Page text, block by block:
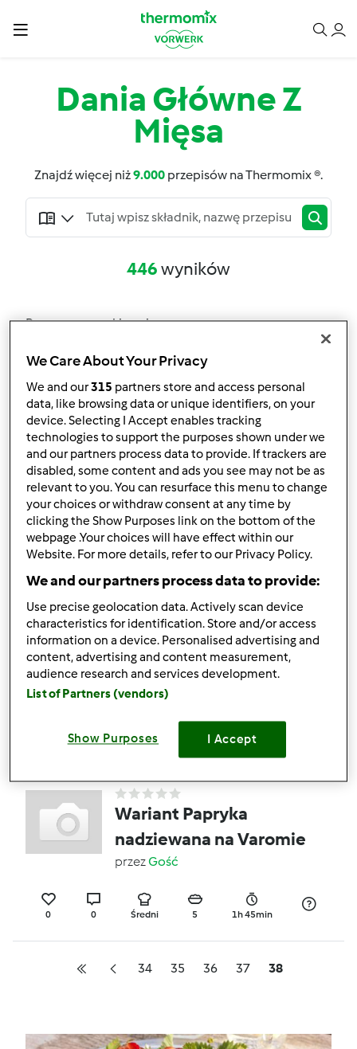
Dania Główne Z
Mięsa
Znajdź więcej niż9.000 przepisów na Thermomix ®.
446wyników
Rozszerz wyszukiwanie
Wyników na stronę:
12
Sortuj po:
Domyślny
Twoje filtry:
Dania główne z mięsa
Wyczyść
Wariant Lekki gulasz ze
schabem i pieczarkami
przezGość
Wariant Papryka
nadziewana na Varomie
przezGość
0 0 Średni 5 1h 45min
34 35 36 37 38
We Care About Your Privacy
We and our315 partners store and access personal
data, like browsing data or unique identifiers, on your
device. Selecting I Accept enables tracking
technologies to support the purposes shown under we
and our partners process data to provide. If trackers are
disabled, some content and ads you see may not be as
relevant to you. You can resurface this menu to change
your choices or withdraw consent at any time by
clicking the Show Purposes link on the bottom of the
webpage .Your choices will have effect within our
Website. For more details, refer to our Privacy Policy.
We and our partners process data to provide:
Use precise geolocation data. Actively scan device
characteristics for identification. Store and/or access
information on a device. Personalised advertising and
content, advertising and content measurement,
audience research and services development.
List of Partners (vendors)
Show Purposes I Accept